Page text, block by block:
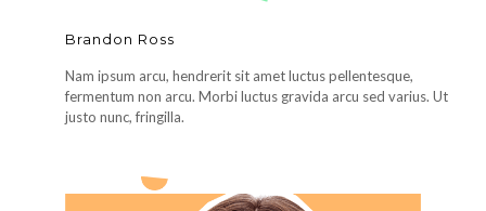
Brandon Ross
Nam ipsum arcu, hendrerit sit amet luctus pellentesque,
fermentum non arcu. Morbi luctus gravida arcu sed varius. Ut
justo nunc, fringilla.